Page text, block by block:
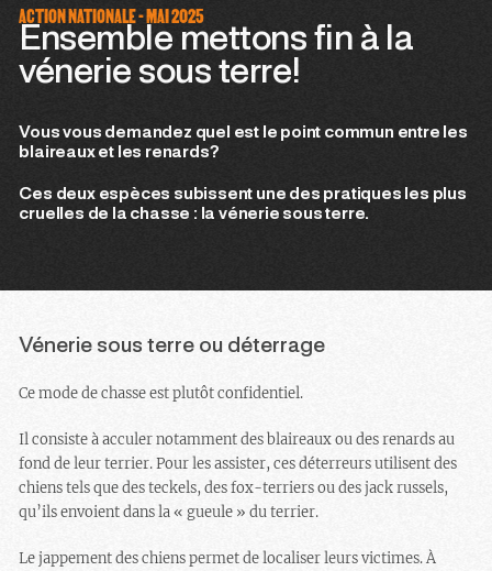
ACTION NATIONALE - MAI 2025
Ensemble mettons fin à la
vénerie sous terre!
Vous vous demandez quel est le point commun entre les
blaireaux et les renards?
Ces deux espèces subissent une des pratiques les plus
cruelles de la chasse : la vénerie sous terre.
Vénerie sous terre ou déterrage
Ce mode de chasse est plutôt confidentiel.
Il consiste à acculer notamment des blaireaux ou des renards au
fond de leur terrier. Pour les assister, ces déterreurs utilisent des
chiens tels que des teckels, des fox-terriers ou des jack russels,
qu’ils envoient dans la « gueule » du terrier.
Le jappement des chiens permet de localiser leurs victimes. À